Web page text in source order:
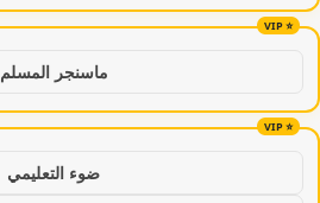
ماسنجر المسلم
ضوء التعليمي